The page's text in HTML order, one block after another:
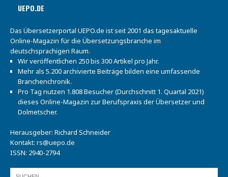
UEPO.DE
Das Übersetzerportal UEPO.de ist seit 2001 das tagesaktuelle
Online-Magazin für die Übersetzungsbranche im
deutschsprachigen Raum.
Wir veröffentlichen 250 bis 300 Artikel pro Jahr.
Mehr als 5.200 archivierte Beiträge bilden eine umfassende
Branchenchronik.
Pro Tag nutzen 1.808 Besucher (Durchschnitt 1. Quartal 2021)
dieses Online-Magazin zur Berufspraxis der Übersetzer und
Dolmetscher.
Herausgeber: Richard Schneider
Kontakt: rs@uepo.de
ISSN: 2940-2794